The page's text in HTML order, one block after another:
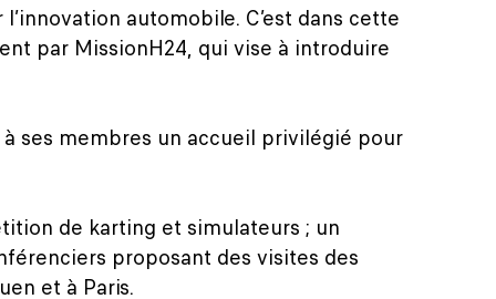
automobile. C’est dans cette
par MissionH24, qui vise à introduire
ses membres un accueil privilégié pour
de karting et simulateurs ; un
proposant des visites des
et à Paris.